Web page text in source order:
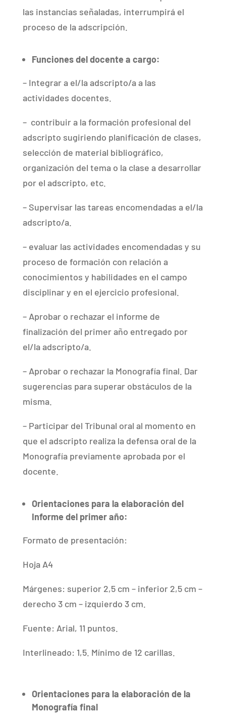
las instancias señaladas, interrumpirá el
proceso de la adscripción.
Funciones del docente a cargo:
– Integrar a el/la adscripto/a a las
actividades docentes.
– contribuir a la formación profesional del
adscripto sugiriendo planificación de clases,
selección de material bibliográfico,
organización del tema o la clase a desarrollar
por el adscripto, etc.
– Supervisar las tareas encomendadas a el/la
adscripto/a.
– evaluar las actividades encomendadas y su
proceso de formación con relación a
conocimientos y habilidades en el campo
disciplinar y en el ejercicio profesional.
– Aprobar o rechazar el informe de
finalización del primer año entregado por
el/la adscripto/a.
– Aprobar o rechazar la Monografía final. Dar
sugerencias para superar obstáculos de la
misma.
– Participar del Tribunal oral al momento en
que el adscripto realiza la defensa oral de la
Monografía previamente aprobada por el
docente.
Orientaciones para la elaboración del
Informe del primer año:
Formato de presentación:
Hoja A4
Márgenes: superior 2,5 cm – inferior 2,5 cm –
derecho 3 cm – izquierdo 3 cm.
Fuente: Arial, 11 puntos.
Interlineado: 1,5. Mínimo de 12 carillas.
Orientaciones para la elaboración de la
Monografía final